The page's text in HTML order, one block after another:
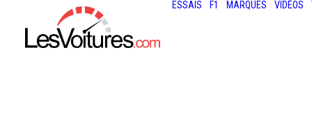
ESSAIS F1 MARQUES VIDÉOS